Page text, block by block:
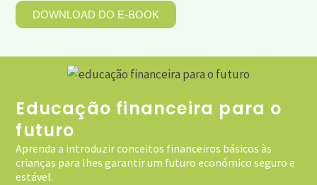
DOWNLOAD DO E-BOOK
Educação financeira para o
futuro
Aprenda a introduzir conceitos financeiros básicos às
crianças para lhes garantir um futuro económico seguro e
estável.